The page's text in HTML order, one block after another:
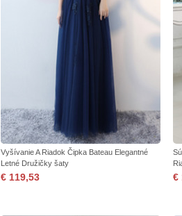
Vyšívanie A Riadok Čipka Bateau Elegantné
Letné Družičky šaty
€ 119,53 €